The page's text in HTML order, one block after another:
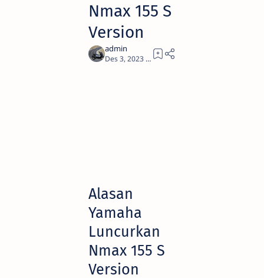
Nmax 155 S
Version
1
Alasan
Yamaha
Luncurkan
Nmax 155 S
Version